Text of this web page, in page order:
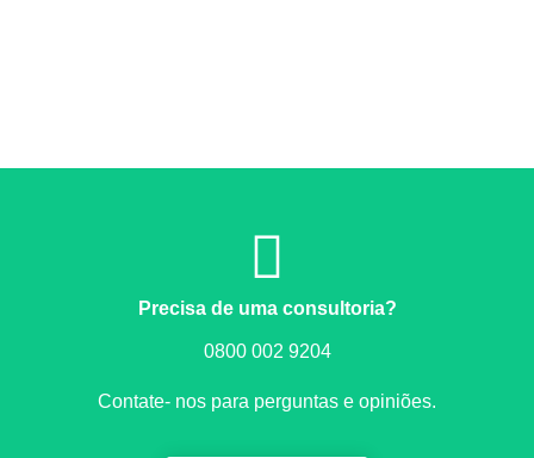
Precisa de uma consultoria?
0800 002 9204
Contate- nos para perguntas e opiniões.